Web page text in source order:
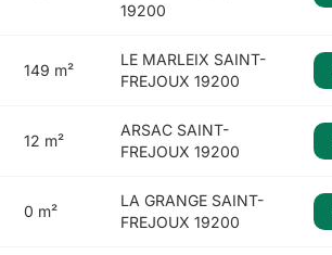
19200
149 m²
LE MARLEIX SAINT-
FREJOUX 19200
12 m²
ARSAC SAINT-
FREJOUX 19200
0 m²
LA GRANGE SAINT-
FREJOUX 19200